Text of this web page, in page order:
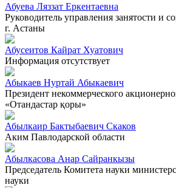
Абуева Ляззат Еркентаевна
Руководитель управления занятости и
г. Астаны
Абусеитов Кайрат Хуатович
Информация отсутствует
Абыкаев Нуртай Абыкаевич
Президент некоммерческого
«Отандастар қоры»
Абылкаир Бактыбаевич Скаков
Аким Павлодарской области
Абылкасова Анар Сайранкызы
Председатель Комитета науки
науки